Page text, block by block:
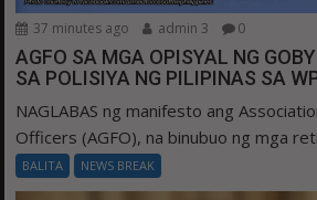
37 minutes ago admin 3 0
AGFO SA MGA OPISYAL NG
SA POLISIYA NG PILIPINAS SA
NAGLABAS ng manifesto ang
Officers (AGFO), na binubuo ng mga
BALITA NEWS BREAK